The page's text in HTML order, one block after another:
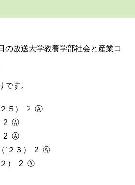
の放送大学教養学部社会と産業コ
です。
２５） 2 Ⓐ
2 Ⓐ
2 Ⓐ
’２３） 2 Ⓐ
２） 2 Ⓐ